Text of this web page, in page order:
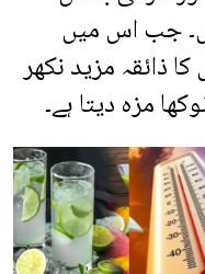
جب اس میں
ذائقہ مزید نکھر
مزہ دیتا ہے۔